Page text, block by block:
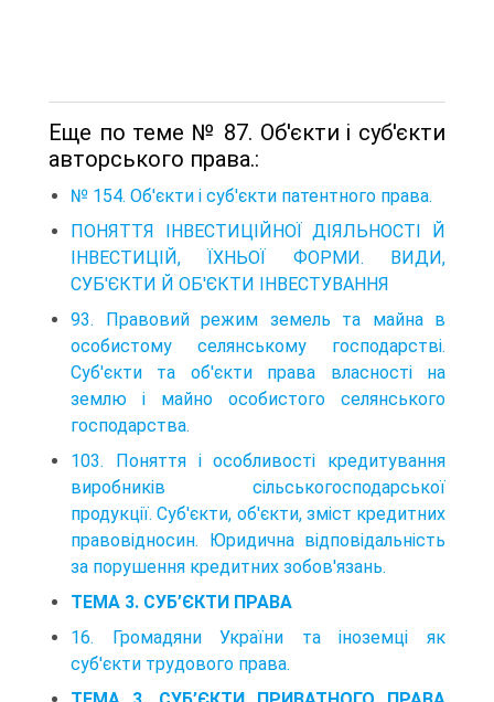
Еще по теме № 87. Об'єкти і суб'єкти
авторського права.:
№ 154. Об'єкти і суб'єкти патентного права.
ПОНЯТТЯ ІНВЕСТИЦІЙНОЇ ДІЯЛЬНОСТІ Й
ІНВЕСТИЦІЙ, ЇХНЬОЇ ФОРМИ. ВИДИ,
СУБ'ЄКТИ Й ОБ'ЄКТИ ІНВЕСТУВАННЯ
93. Правовий режим земель та майна в
особистому селянському господарстві.
Суб'єкти та об'єкти права власності на
землю і майно особистого селянського
господарства.
103. Поняття і особливості кредитування
виробників сільськогосподарської
продукції. Суб'єкти, об'єкти, зміст кредитних
правовідносин. Юридична відповідальність
за порушення кредитних зобов'язань.
ТЕМА 3. СУБ’ЄКТИ ПРАВА
16. Громадяни України та іноземці як
суб'єкти трудового права.